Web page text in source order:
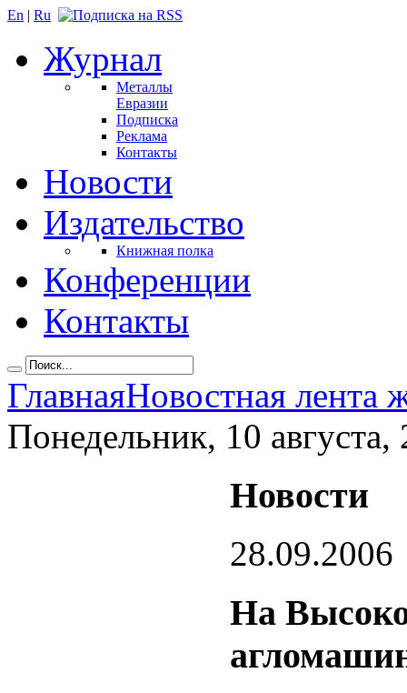
En | Ru
Журнал
Металлы
Евразии
Подписка
Реклама
Контакты
Новости
Издательство
Книжная полка
Конференции
Контакты
ГлавнаяНовостная лента
Понедельник, 10 августа,
Новости
28.09.2006
На